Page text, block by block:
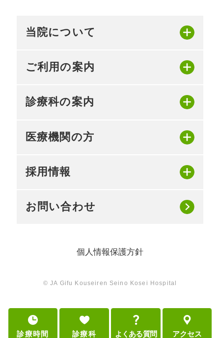
当院について
ご利用の案内
診療科の案内
医療機関の方
採用情報
お問い合わせ
個人情報保護方針
© JA Gifu Kouseiren Seino Kosei Hospital
診療時間 診療科 よくある質問 アクセス